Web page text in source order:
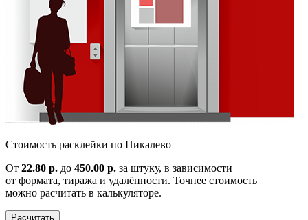
Cтоимость расклейки по Пикалево
От 22.80 р. до 450.00 р. за штуку, в зависимости
от формата, тиража и удалённости. Точнее стоимость
можно расчитать в калькуляторе.
Расчитать